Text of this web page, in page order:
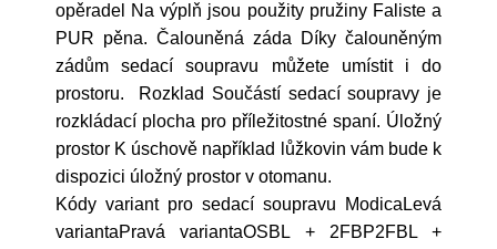
opěradel Na výplň jsou použity pružiny Faliste a
PUR pěna. Čalouněná záda Díky čalouněným
zádům sedací soupravu můžete umístit i do
prostoru. Rozklad Součástí sedací soupravy je
rozkládací plocha pro příležitostné spaní. Úložný
prostor K úschově například lůžkovin vám bude k
dispozici úložný prostor v otomanu.
Kódy variant pro sedací soupravu ModicaLevá
variantaPravá variantaOSBL + 2FBP2FBL +